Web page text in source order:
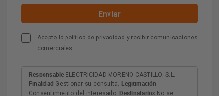
Acepto la política de privacidad y recibir comunicaciones
comerciales
Responsable ELECTRICIDAD MORENO CASTILLO, S.L.
Finalidad Gestionar su consulta. Legitimación
Consentimiento del interesado. Destinatarios No se